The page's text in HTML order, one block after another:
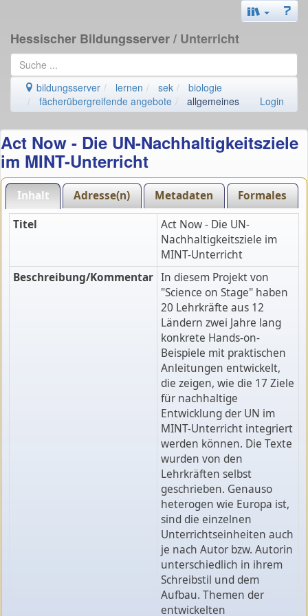
Hessischer Bildungsserver/ Unterricht
bildungsserver lernen sek
biologie
fächerübergreifende angebote
allgemeines Login
Act Now - Die UN-Nachhaltigkeitsziele
im MINT-Unterricht
Inhalt Adresse(n) Metadaten Formales
Titel
Act Now - Die UN-
Nachhaltigkeitsziele im
MINT-Unterricht
Beschreibung/Kommentar In diesem Projekt von
"Science on Stage" haben
20 Lehrkräfte aus 12
Ländern zwei Jahre lang
konkrete Hands-on-
Beispiele mit praktischen
Anleitungen entwickelt,
die zeigen, wie die 17 Ziele
für nachhaltige
Entwicklung der UN im
MINT-Unterricht integriert
werden können. Die Texte
wurden von den
Lehrkräften selbst
geschrieben. Genauso
heterogen wie Europa ist,
sind die einzelnen
Unterrichtseinheiten auch
je nach Autor bzw. Autorin
unterschiedlich in ihrem
Schreibstil und dem
Aufbau. Themen der
entwickelten